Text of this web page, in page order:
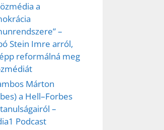
a
–
Stein Imre arról,
reformálná meg
Márton
a Hell–Forbes
–
Podcast